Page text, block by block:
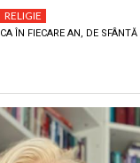
RELIGIE
CA ÎN FIECARE AN, DE